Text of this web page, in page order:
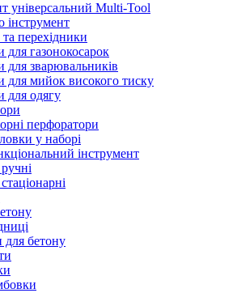
універсальний Multi-Tool
інструмент
перехідники
для газонокосарок
для зварювальників
для мийок високого тиску
для одягу
перфоратори
у наборі
інструмент
для бетону